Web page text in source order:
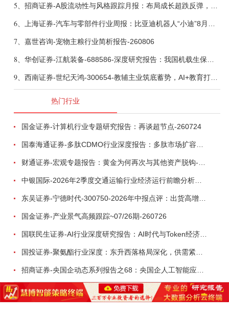
5、
6、
7、 嘉世咨询-宠物主粮行业简析报告-260806
8、
9、 西南证券-世纪天鸿-300654-教辅主业筑底蓄势，AI+教育打开第二曲线-260729
热门行业
国金证券-计算机行业专题研究报告：再谈超节点-260724
中银国际-2026年2季度交通运输行业经济运行前瞻分析：地缘冲突致航运和航空景气度分化，交通基础设施板块总体呈现稳健特征-260724
东吴证券-宁德时代-300750-2026年中报点评：出货高增业绩稳健，回购彰显龙头信心-260726
国金证券-产业景气高频跟踪~07/26期-260726
国联民生证券-AI行业深度研究报告：AI时代与Token经济，从技术符号到数字石油-260801